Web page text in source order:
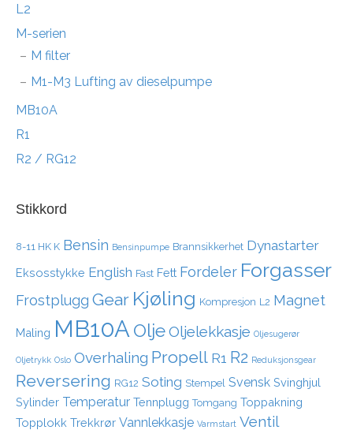
L2
M-serien
M filter
M1-M3 Lufting av dieselpumpe
MB10A
R1
R2 / RG12
Stikkord
8-11 HK K Bensin Bensinpumpe Brannsikkerhet Dynastarter
Eksosstykke English Fast Fett Fordeler Forgasser
Frostplugg Gear Kjøling Kompresjon L2 Magnet
Maling MB10AOljeOljelekkasje Oljesugerør
Oljetrykk Oslo Overhaling Propell R1 R2 Reduksjonsgear
Reversering RG12 Soting Stempel Svensk Svinghjul
Sylinder Temperatur Tennplugg Tomgang Toppakning
Topplokk Trekkrør Vannlekkasje Varmstart Ventil